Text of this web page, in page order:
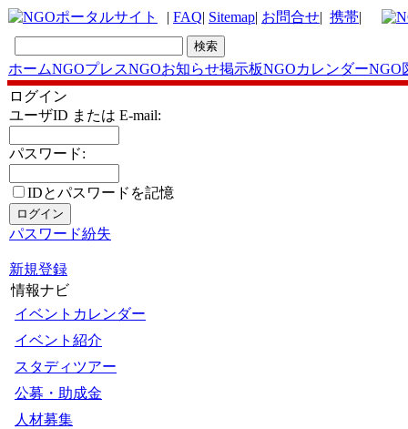
| FAQ| Sitemap| お問合せ| 携帯|
ホームNGOプレスNGOお知らせ掲示板NGOカレンダーNGO
ログイン
ユーザID または E-mail:
パスワード:
IDとパスワードを記憶
パスワード紛失
新規登録
情報ナビ
イベントカレンダー
イベント紹介
スタディツアー
公募・助成金
人材募集